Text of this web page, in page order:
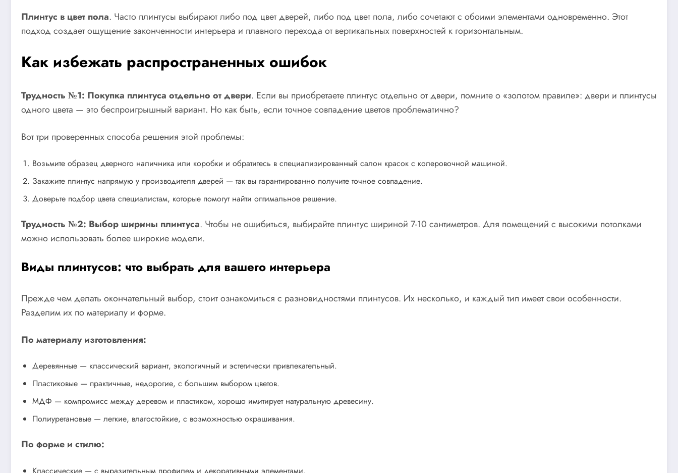
Плинтус в цвет пола. Часто плинтусы выбирают либо под цвет дверей, либо под цвет пола, либо сочетают с обоими элементами одновременно. Этот
подход создает ощущение законченности интерьера и плавного перехода от вертикальных поверхностей к горизонтальным.
Как избежать распространенных ошибок
Трудность №1: Покупка плинтуса отдельно от двери. Если вы приобретаете плинтус отдельно от двери, помните о «золотом правиле»: двери и плинтусы
одного цвета — это беспроигрышный вариант. Но как быть, если точное совпадение цветов проблематично?
Вот три проверенных способа решения этой проблемы:
Возьмите образец дверного наличника или коробки и обратитесь в специализированный салон красок с колеровочной машиной.
Закажите плинтус напрямую у производителя дверей — так вы гарантированно получите точное совпадение.
Доверьте подбор цвета специалистам, которые помогут найти оптимальное решение.
Трудность №2: Выбор ширины плинтуса. Чтобы не ошибиться, выбирайте плинтус шириной 7-10 сантиметров. Для помещений с высокими потолками
можно использовать более широкие модели.
Виды плинтусов: что выбрать для вашего интерьера
Прежде чем делать окончательный выбор, стоит ознакомиться с разновидностями плинтусов. Их несколько, и каждый тип имеет свои особенности.
Разделим их по материалу и форме.
По материалу изготовления:
Деревянные — классический вариант, экологичный и эстетически привлекательный.
Пластиковые — практичные, недорогие, с большим выбором цветов.
МДФ — компромисс между деревом и пластиком, хорошо имитирует натуральную древесину.
Полиуретановые — легкие, влагостойкие, с возможностью окрашивания.
По форме и стилю:
Классические — с выразительным профилем и декоративными элементами.